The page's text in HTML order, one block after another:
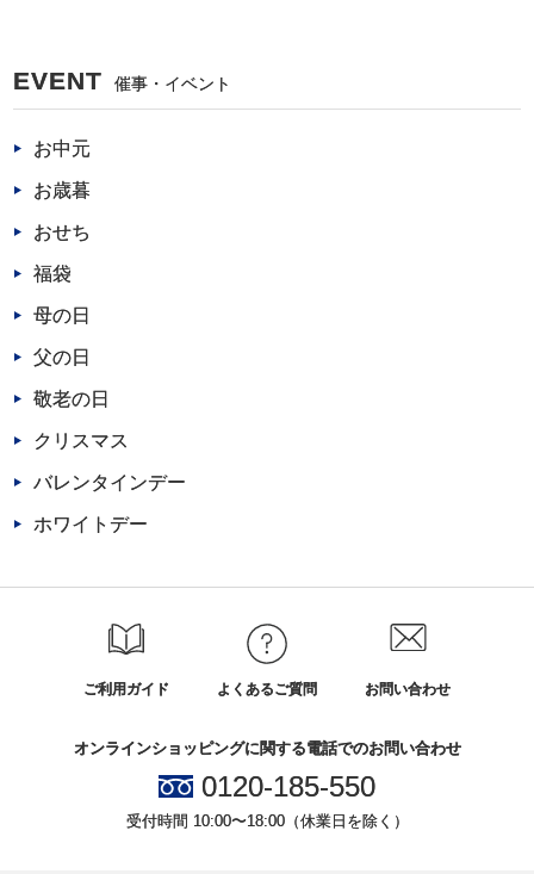
EVENT 催事・イベント
お中元
お歳暮
おせち
福袋
母の日
父の日
敬老の日
クリスマス
バレンタインデー
ホワイトデー
ご利用ガイド よくあるご質問 お問い合わせ
オンラインショッピングに関する電話でのお問い合わせ
0120-185-550
受付時間 10:00〜18:00（休業日を除く）